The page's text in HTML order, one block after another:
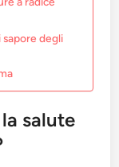
sapore degli
salute